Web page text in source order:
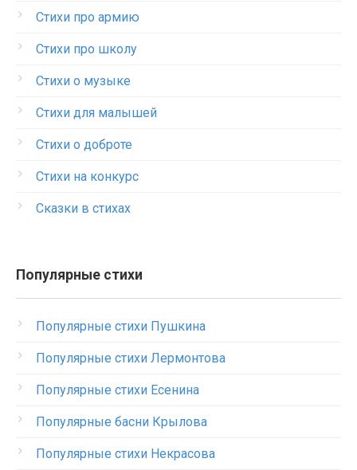
Стихи про армию
Стихи про школу
Стихи о музыке
Стихи для малышей
Стихи о доброте
Стихи на конкурс
Сказки в стихах
Популярные стихи
Популярные стихи Пушкина
Популярные стихи Лермонтова
Популярные стихи Есенина
Популярные басни Крылова
Популярные стихи Некрасова